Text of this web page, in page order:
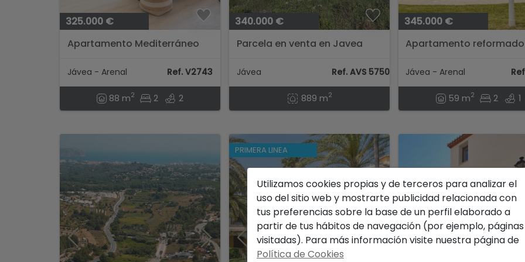
325.000 €
Apartamento Mediterráneo
Jávea - Arenal Ref. V2743
88 m2 2 2
340.000 €
Parcela en venta en Javea
Jávea Ref. AVS 57504
889 m2
345.000 €
Apartamento
Jávea - Arenal
59 m2 2 1
PRIMERA LINEA
Utilizamos cookies propias y de terceros para analizar el
uso del sitio web y mostrarte publicidad relacionada con
tus preferencias sobre la base de un perfil elaborado a
partir de tus hábitos de navegación (por ejemplo, páginas
visitadas). Para más información visite nuestra página de
Política de Cookies